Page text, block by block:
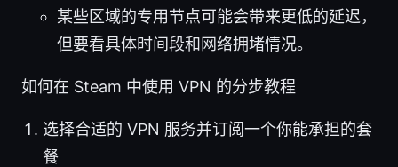
某些区域的专用节点可能会带来更低的延迟，
但要看具体时间段和网络拥堵情况。
如何在 Steam 中使用 VPN 的分步教程
选择合适的 VPN 服务并订阅一个你能承担的套
餐